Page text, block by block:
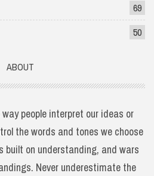
69
50
ABOUT
people interpret our ideas or
the words and tones we choose
built on understanding, and wars
Never underestimate the